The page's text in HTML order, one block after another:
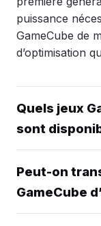
puissance
GameCube de
d’optimisation
Quels jeux
sont
Peut-on
GameCube